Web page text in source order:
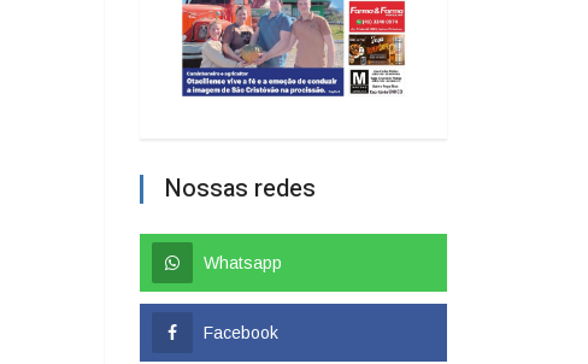
Nossas redes
Whatsapp
Facebook